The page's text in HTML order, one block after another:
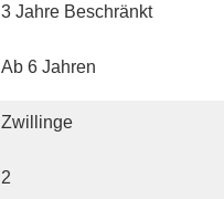
3 Jahre Beschränkt
Ab 6 Jahren
Zwillinge
2